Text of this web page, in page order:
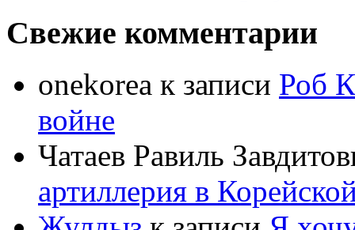
Свежие комментарии
onekorea к записи Роб
войне
Чатаев Равиль
артиллерия в